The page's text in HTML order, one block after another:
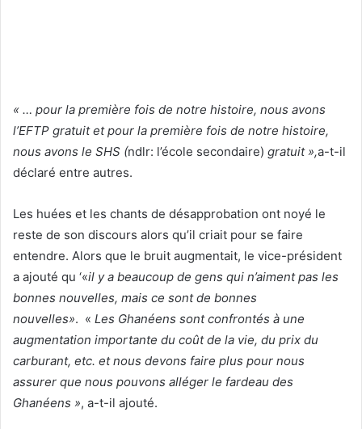
« … pour la première fois de notre histoire, nous avons
l’EFTP gratuit et pour la première fois de notre histoire,
nous avons le SHS (ndlr: l’école secondaire) gratuit »,a-t-il
déclaré entre autres.
Les huées et les chants de désapprobation ont noyé le
reste de son discours alors qu’il criait pour se faire
entendre. Alors que le bruit augmentait, le vice-président
a ajouté qu ‘«il y a beaucoup de gens qui n’aiment pas les
bonnes nouvelles, mais ce sont de bonnes
nouvelles». « Les Ghanéens sont confrontés à une
augmentation importante du coût de la vie, du prix du
carburant, etc. et nous devons faire plus pour nous
assurer que nous pouvons alléger le fardeau des
Ghanéens », a-t-il ajouté.